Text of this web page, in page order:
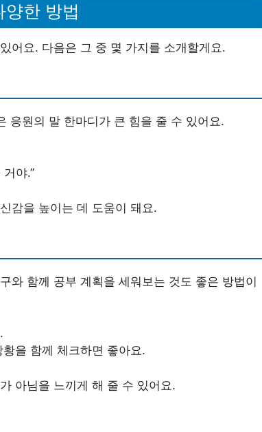
한 방법
어요. 다음은 그 중 몇 가지를 소개할게요.
응원의 말 한마디가 큰 힘을 줄 수 있어요.
야.”
감을 높이는 데 도움이 돼요.
와 함께 공부 계획을 세워보는 것도 좋은 방법이
을 함께 체크하면 좋아요.
아님을 느끼게 해 줄 수 있어요.